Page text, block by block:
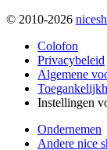
© 2010-2026
Colofon
Privacybeleid
Algemene
Instellingen
Ondernemen
Andere nice